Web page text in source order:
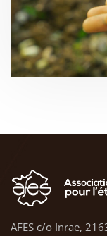
AFES c/o Inrae,